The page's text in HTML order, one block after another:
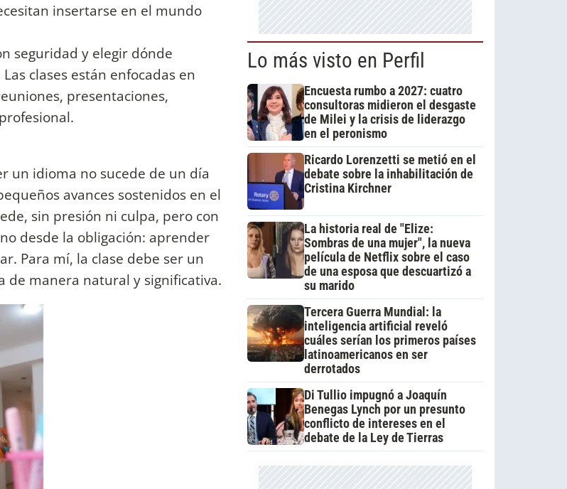
insertarse en el mundo
seguridad y elegir dónde
clases están enfocadas en
presentaciones,
un idioma no sucede de un día
avances sostenidos en el
sin presión ni culpa, pero con
desde la obligación: aprender
Para mí, la clase debe ser un
de manera natural y significativa.
Lo más visto en Perfil
Encuesta rumbo a 2027: cuatro
consultoras midieron el desgaste
de Milei y la crisis de liderazgo
en el peronismo
Ricardo Lorenzetti se metió en el
debate sobre la inhabilitación de
Cristina Kirchner
La historia real de "Elize:
Sombras de una mujer", la nueva
película de Netflix sobre el caso
de una esposa que descuartizó a
su marido
Tercera Guerra Mundial: la
inteligencia artificial reveló
cuáles serían los primeros países
latinoamericanos en ser
derrotados
Di Tullio impugnó a Joaquín
Benegas Lynch por un presunto
conflicto de intereses en el
debate de la Ley de Tierras